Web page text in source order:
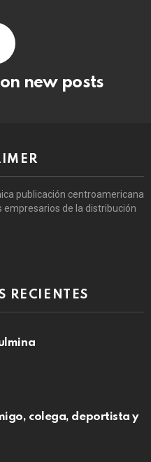
new posts
publicación centroamericana
de la distribución
RECIENTES
colega, deportista y